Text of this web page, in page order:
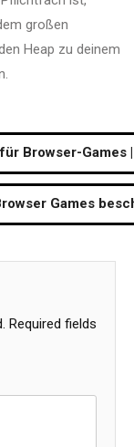
großen
Heap zu deinem
Browser-Games
Games
Required fields